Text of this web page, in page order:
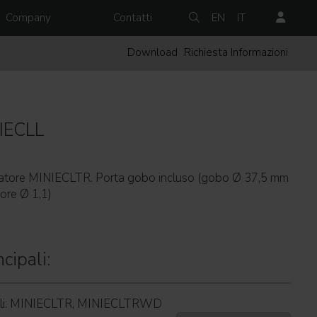
Company Contatti EN IT
Download Richiesta Informazioni
MINIECLTR. Porta gobo incluso (gobo Ø 37,5 mm
Ø 1,1)
MINIECLTR, MINIECLTRWD